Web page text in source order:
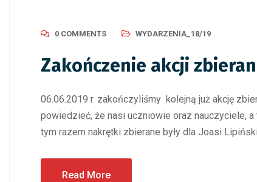
0 COMMENTS WYDARZENIA_18/19
Zakończenie akcji
06.06.2019 r. zakończyliśmy kolejną już akcję
powiedzieć, że nasi uczniowie oraz nauczyciele,
tym razem nakrętki zbierane były dla Joasi
Read More